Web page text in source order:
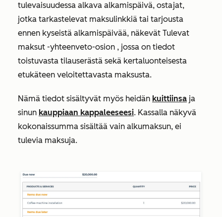
tulevaisuudessa alkava alkamispäivä, ostajat,
jotka tarkastelevat maksulinkkiä tai tarjousta
ennen kyseistä alkamispäivää, näkevät Tulevat
maksut -yhteenveto-osion , jossa on tiedot
toistuvasta tilauserästä sekä kertaluonteisesta
etukäteen veloitettavasta maksusta.
Nämä tiedot sisältyvät myös heidän kuittiinsa ja
sinun kauppiaan kappaleeseesi. Kassalla näkyvä
kokonaissumma sisältää vain alkumaksun, ei
tulevia maksuja.